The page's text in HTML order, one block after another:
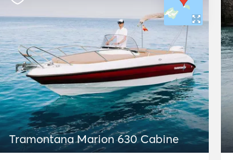
Tramontana Marion 630 Cabine